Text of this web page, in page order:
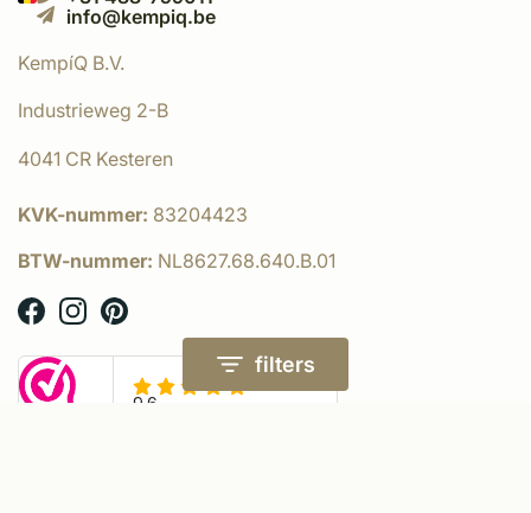
filters
info@kempiq.be
KempíQ B.V.
Industrieweg 2-B
4041 CR Kesteren
KVK-nummer: 83204423
BTW-nummer: NL8627.68.640.B.01